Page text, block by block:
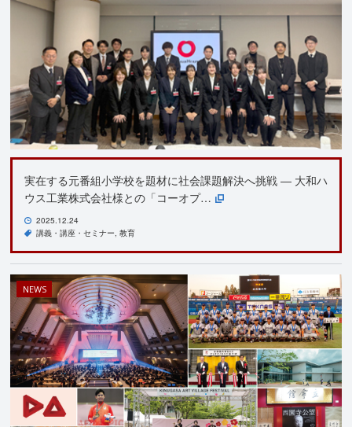
実在する元番組小学校を題材に社会課題解決へ挑戦 ― 大和ハ
ウス工業株式会社様との「コーオプ…
2025.12.24
講義・講座・セミナー 教育
NEWS